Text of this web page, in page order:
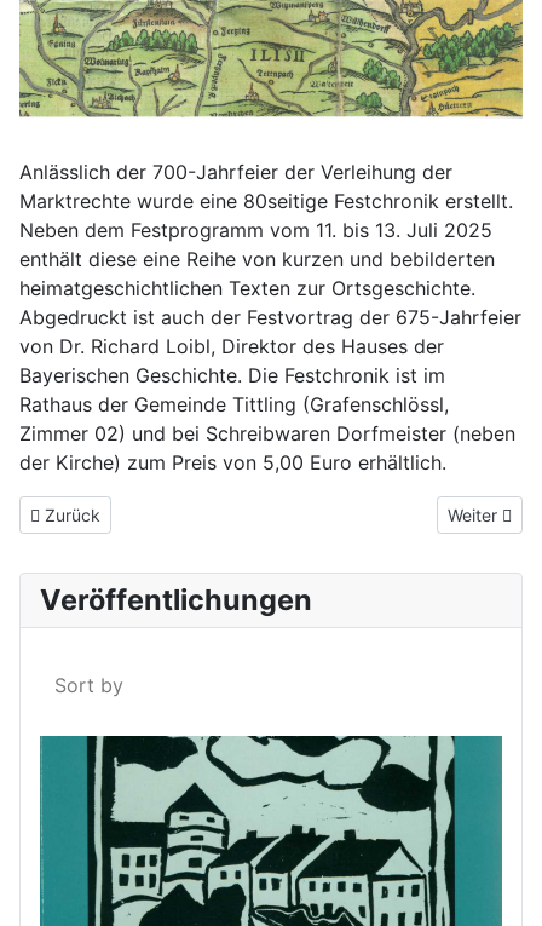
Anlässlich der 700-Jahrfeier der Verleihung der
Marktrechte wurde eine 80seitige Festchronik erstellt.
Neben dem Festprogramm vom 11. bis 13. Juli 2025
enthält diese eine Reihe von kurzen und bebilderten
heimatgeschichtlichen Texten zur Ortsgeschichte.
Abgedruckt ist auch der Festvortrag der 675-Jahrfeier
von Dr. Richard Loibl, Direktor des Hauses der
Bayerischen Geschichte. Die Festchronik ist im
Rathaus der Gemeinde Tittling (Grafenschlössl,
Zimmer 02) und bei Schreibwaren Dorfmeister (neben
der Kirche) zum Preis von 5,00 Euro erhältlich.
Vorheriger Beitrag: Dorfchronik von Rothau
Zurück Nächster
Weiter
Veröffentlichungen
Sort by